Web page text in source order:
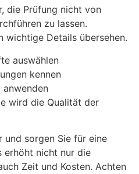
die Prüfung nicht von
zu lassen.
wichtige Details übersehen.
auswählen
kennen
wird die Qualität der
und sorgen Sie für eine
erhöht nicht nur die
Zeit und Kosten. Achten